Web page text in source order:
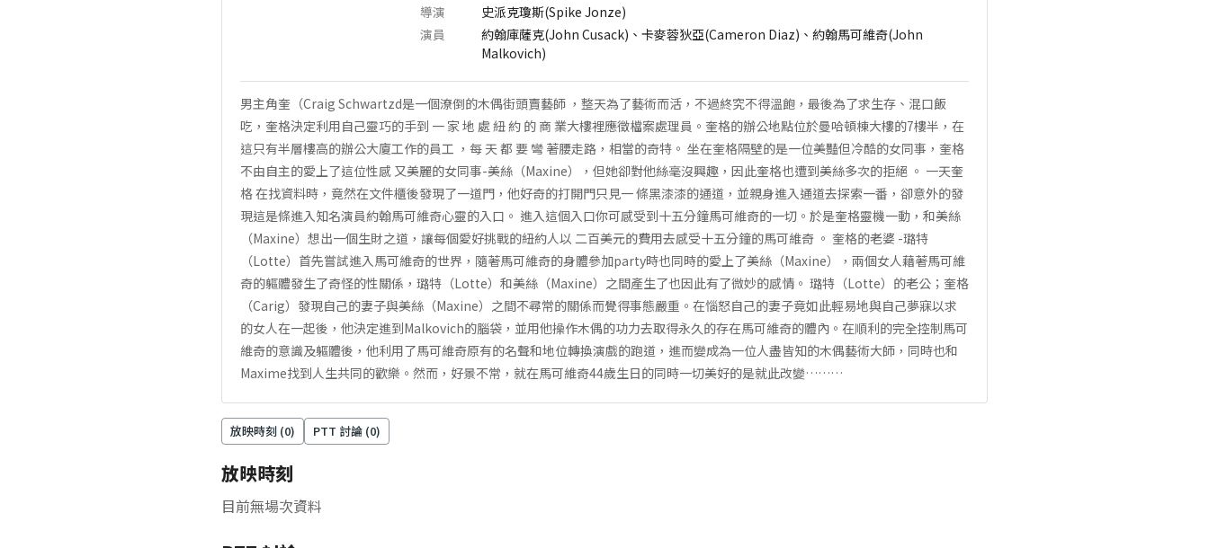
導演
史派克瓊斯(Spike Jonze)
演員
約翰庫薩克(John Cusack)、卡麥蓉狄亞(Cameron Diaz)、約翰馬可維奇(John
Malkovich)
男主角奎（Craig Schwartzd是一個潦倒的木偶街頭賣藝師 ，整天為了藝術而活，不過終究不得溫飽，最後為了求生存、混口飯
吃，奎格決定利用自己靈巧的手到 一 家 地 處 紐 約 的 商 業大樓裡應徵檔案處理員。奎格的辦公地點位於曼哈頓棟大樓的7樓半，在
這只有半層樓高的辦公大廈工作的員工 ，每 天 都 要 彎 著腰走路，相當的奇特。 坐在奎格隔壁的是一位美豔但冷酷的女同事，奎格
不由自主的愛上了這位性感 又美麗的女同事-美絲（Maxine），但她卻對他絲毫沒興趣，因此奎格也遭到美絲多次的拒絕 。 一天奎
格 在找資料時，竟然在文件櫃後發現了一道門，他好奇的打開門只見一 條黑漆漆的通道，並親身進入通道去探索一番，卻意外的發
現這是條進入知名演員約翰馬可維奇心靈的入口。 進入這個入口你可感受到十五分鐘馬可維奇的一切。於是奎格靈機一動，和美絲
（Maxine）想出一個生財之道，讓每個愛好挑戰的紐約人以 二百美元的費用去感受十五分鐘的馬可維奇 。 奎格的老婆 -璐特
（Lotte）首先嘗試進入馬可維奇的世界，隨著馬可維奇的身體參加party時也同時的愛上了美絲（Maxine），兩個女人藉著馬可維
奇的軀體發生了奇怪的性關係，璐特（Lotte）和美絲（Maxine）之間產生了也因此有了微妙的感情。 璐特（Lotte）的老公；奎格
（Carig）發現自己的妻子與美絲（Maxine）之間不尋常的關係而覺得事態嚴重。在惱怒自己的妻子竟如此輕易地與自己夢寐以求
的女人在一起後，他決定進到Malkovich的腦袋，並用他操作木偶的功力去取得永久的存在馬可維奇的體內。在順利的完全控制馬可
維奇的意識及軀體後，他利用了馬可維奇原有的名聲和地位轉換演戲的跑道，進而變成為一位人盡皆知的木偶藝術大師，同時也和
Maxime找到人生共同的歡樂。然而，好景不常，就在馬可維奇44歲生日的同時一切美好的是就此改變………
放映時刻 (0) PTT 討論 (0)
放映時刻
目前無場次資料